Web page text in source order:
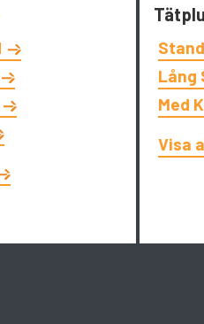
Lång
Med
Visa